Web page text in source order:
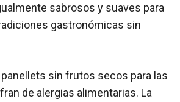
sabrosos y suaves para
gastronómicas sin
sin frutos secos para las
de alergias alimentarias. La